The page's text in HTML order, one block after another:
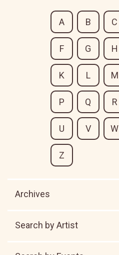
A B C
F G H
K L M
P Q R
U V W
Z
Archives
Search by Artist